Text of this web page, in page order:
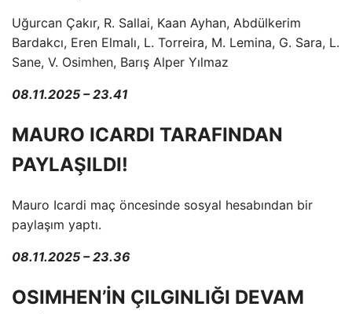
Uğurcan Çakır, R. Sallai, Kaan Ayhan, Abdülkerim
Bardakcı, Eren Elmalı, L. Torreira, M. Lemina, G. Sara, L.
Sane, V. Osimhen, Barış Alper Yılmaz
08.11.2025 – 23.41
MAURO ICARDI TARAFINDAN
PAYLAŞILDI!
Mauro Icardi maç öncesinde sosyal hesabından bir
paylaşım yaptı.
08.11.2025 – 23.36
OSIMHEN’İN ÇILGINLIĞI DEVAM